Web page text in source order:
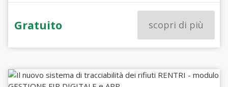
Gratuito scopri di più